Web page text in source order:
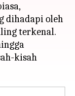
dihadapi oleh
terkenal.
kisah